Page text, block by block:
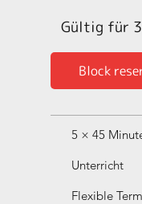
Gültig für
Block
5 × 45
Unterricht
Flexible